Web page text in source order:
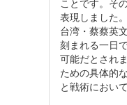
ことです。そ
表現しました。
台湾・蔡蔡英
刻まれる一日
可能だとされ
ための具体的
と戦術におい